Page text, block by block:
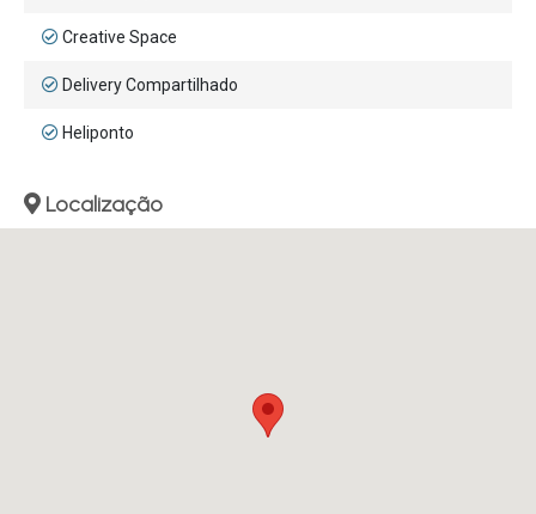
Creative Space
Delivery Compartilhado
Heliponto
Localização